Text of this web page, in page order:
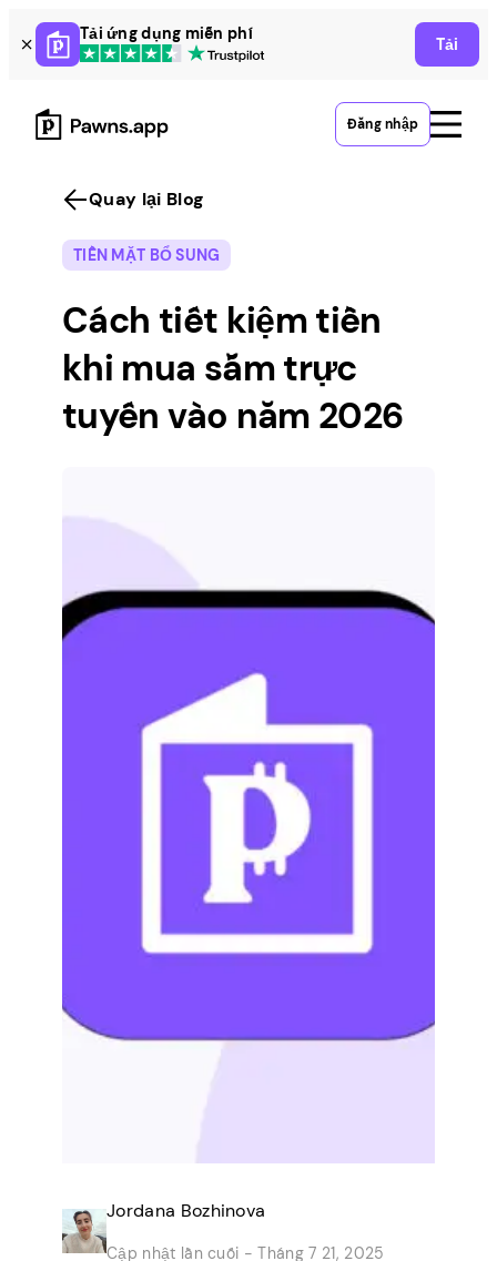
Skip
to
content
Tải ứng dụng miễn phí
Tải
Đăng nhập
Quay lại Blog
TIỀN MẶT BỔ SUNG
Cách tiết kiệm tiền
khi mua sắm trực
tuyến vào năm 2026
Jordana Bozhinova
Cập nhật lần cuối - Tháng 7 21, 2025